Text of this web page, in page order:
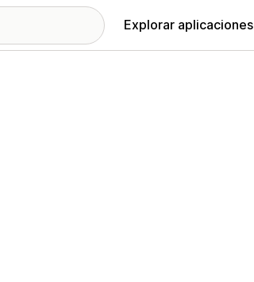
Explorar aplicaciones